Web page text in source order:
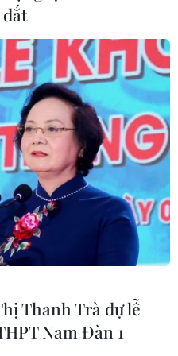
hóa,
hệ thống
cổ xã
Video
Thanh Trà dự lễ
Nam Đàn 1